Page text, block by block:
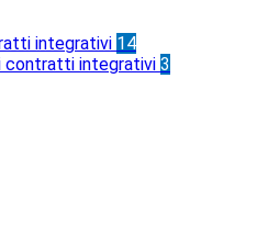
integrativi 14
contratti integrativi 3